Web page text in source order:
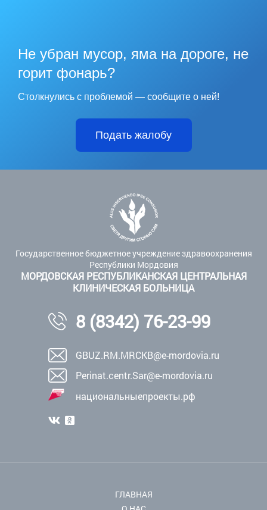
Не убран мусор, яма на дороге, не
горит фонарь?
Столкнулись с проблемой — сообщите о ней!
Подать жалобу
Государственное бюджетное учреждение здравоохранения
Республики Мордовия
МОРДОВСКАЯ РЕСПУБЛИКАНСКАЯ ЦЕНТРАЛЬНАЯ
КЛИНИЧЕСКАЯ БОЛЬНИЦА
8 (8342) 76-23-99
GBUZ.RM.MRCKB@e-mordovia.ru
Perinat.centr.Sar@e-mordovia.ru
национальныепроекты.рф
ГЛАВНАЯ